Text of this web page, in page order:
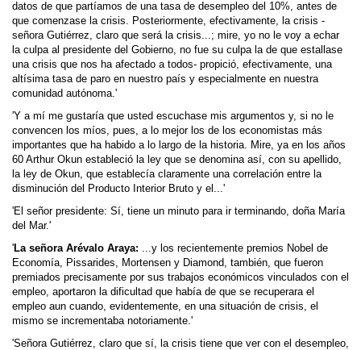
datos de que partíamos de una tasa de desempleo del 10%, antes de
que comenzase la crisis. Posteriormente, efectivamente, la crisis -
señora Gutiérrez, claro que será la crisis...; mire, yo no le voy a echar
la culpa al presidente del Gobierno, no fue su culpa la de que estallase
una crisis que nos ha afectado a todos- propició, efectivamente, una
altísima tasa de paro en nuestro país y especialmente en nuestra
comunidad autónoma.'
'Y a mí me gustaría que usted escuchase mis argumentos y, si no le
convencen los míos, pues, a lo mejor los de los economistas más
importantes que ha habido a lo largo de la historia. Mire, ya en los años
60 Arthur Okun estableció la ley que se denomina así, con su apellido,
la ley de Okun, que establecía claramente una correlación entre la
disminución del Producto Interior Bruto y el...'
'El señor presidente: Sí, tiene un minuto para ir terminando, doña María
del Mar.'
'La señora Arévalo Araya: ...y los recientemente premios Nobel de
Economía, Pissarides, Mortensen y Diamond, también, que fueron
premiados precisamente por sus trabajos económicos vinculados con el
empleo, aportaron la dificultad que había de que se recuperara el
empleo aun cuando, evidentemente, en una situación de crisis, el
mismo se incrementaba notoriamente.'
'Señora Gutiérrez, claro que sí, la crisis tiene que ver con el desempleo,